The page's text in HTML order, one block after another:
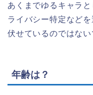
あくまでゆるキャラ
ライバシー特定など
伏せているのではない
年齢は？